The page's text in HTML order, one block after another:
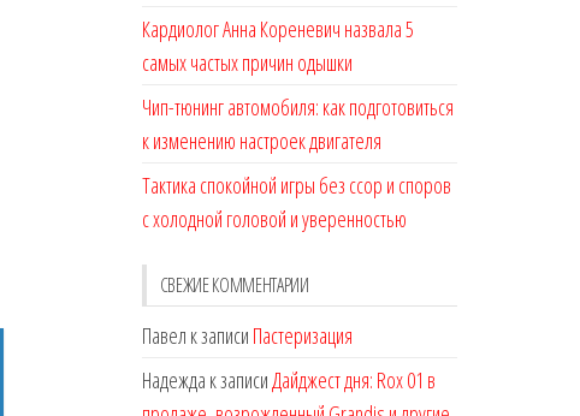
Кардиолог Анна Кореневич назвала 5
самых частых причин одышки
Чип-тюнинг автомобиля: как подготовиться
к изменению настроек двигателя
Тактика спокойной игры без ссор и споров
с холодной головой и уверенностью
СВЕЖИЕ КОММЕНТАРИИ
Павел к записи Пастеризация
Надежда к записиДайджест дня: Rox 01 в